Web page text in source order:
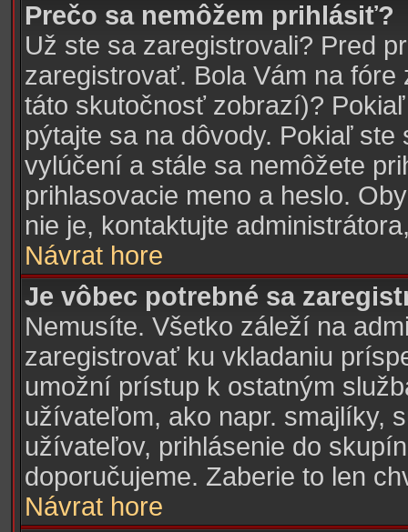
Prečo sa nemôžem prihlásiť?
Už ste sa zaregistrovali? Pred
zaregistrovať. Bola Vám na
táto skutočnosť zobrazí)?
pýtajte sa na dôvody. Pokiaľ
vylúčení a stále sa nemôžete
prihlasovacie meno a heslo.
nie je, kontaktujte
Návrat hore
Je vôbec potrebné sa
Nemusíte. Všetko záleží na
zaregistrovať ku vkladaniu
umožní prístup k ostatným
užívateľom, ako napr. smajlíky,
užívateľov, prihlásenie do
doporučujeme. Zaberie to len
Návrat hore